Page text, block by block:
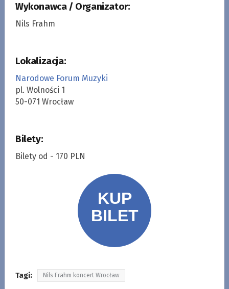
Wykonawca / Organizator:
Nils Frahm
Lokalizacja:
Narodowe Forum Muzyki
pl. Wolności 1
50-071 Wrocław
Bilety:
Bilety od - 170 PLN
Tagi: Nils Frahm koncert Wrocław